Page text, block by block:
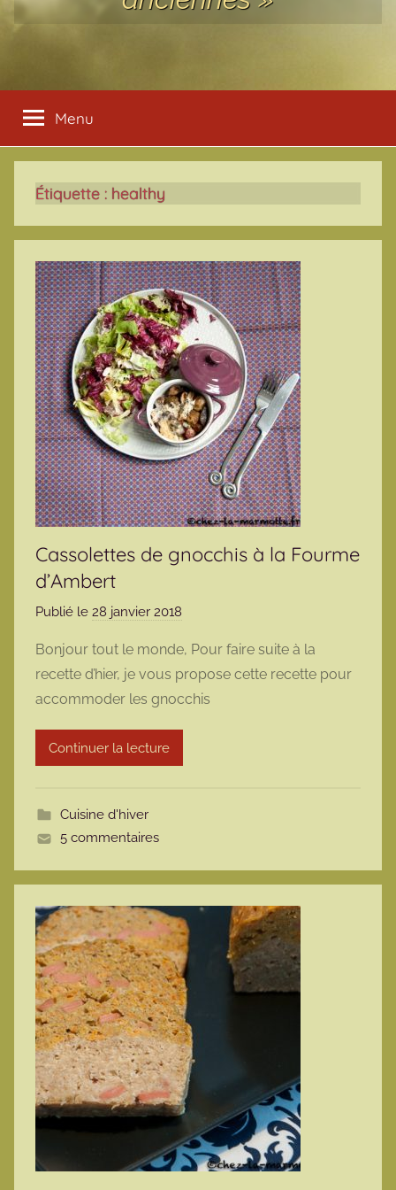
Menu
Étiquette : healthy
Cassolettes de gnocchis à la Fourme
d’Ambert
Publié le 28 janvier 2018
r
m
a
r
Bonjour tout le monde, Pour faire suite à la
recette d’hier, je vous propose cette recette pour
accommoder les gnocchis
Continuer la lecture
Cuisine d'hiver
5 commentaires